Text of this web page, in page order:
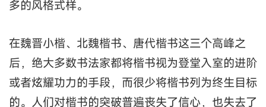
多的风格式样。
在魏晋小楷、北魏楷书、唐代楷书这三个高峰之
后，绝大多数书法家都将楷书视为登堂入室的进阶
或者炫耀功力的手段，而很少将楷书列为终生目标
的。人们对楷书的突破普遍丧失了信心，也失去了